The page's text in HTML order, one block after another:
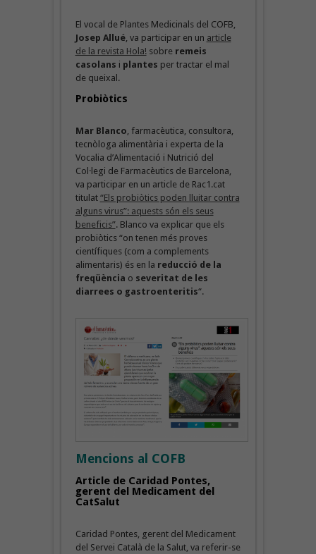
El vocal de Plantes Medicinals del COFB,
Josep Allué, va participar en un article
de la revista Hola!sobre remeis
casolans i plantes per tractar el mal
de queixal.
Probiòtics
Mar Blanco, farmacèutica, consultora,
tecnòloga alimentària i experta de la
Vocalia d’Alimentació i Nutrició del
Col·legi de Farmacèutics de Barcelona,
va participar en un article de Rac1.cat
titulat “Els probiòtics poden lluitar contra
alguns virus”: aquests són els seus
beneficis”. Blanco va explicar que els
probiòtics “on tenen més proves
científiques (com a complements
alimentaris) és en la reducció de la
freqüència o severitat de les
diarrees o gastroenteritis“.
Mencions al COFB
Article de Caridad Pontes,
gerent del Medicament del
CatSalut
Caridad Pontes, gerent del Medicament
del Servei Català de la Salut, va referir-se